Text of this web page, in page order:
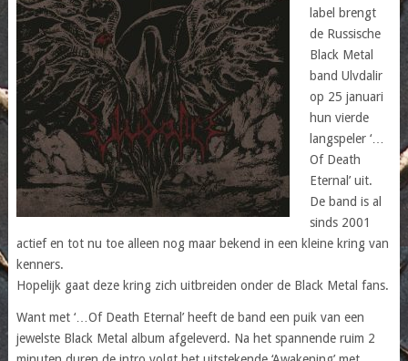
label brengt
de Russische
Black Metal
band Ulvdalir
op 25 januari
hun vierde
langspeler ‘…
Of Death
Eternal’ uit.
De band is al
sinds 2001
actief en tot nu toe alleen nog maar bekend in een kleine kring van
kenners.
Hopelijk gaat deze kring zich uitbreiden onder de Black Metal fans.
Want met ‘…Of Death Eternal’ heeft de band een puik van een
jewelste Black Metal album afgeleverd. Na het spannende ruim 2